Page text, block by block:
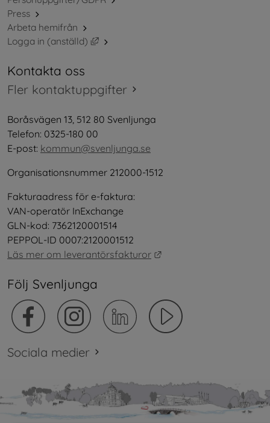
Press
Arbeta hemifrån
Logga in (anställd)
Länk till annan webbplats, öppnas i nytt
Kontakta oss
Fler kontaktuppgifter
Boråsvägen 13, 512 80 Svenljunga
Telefon: 0325-180 00
E-post: kommun@svenljunga.se
Organisationsnummer 212000-1512
Fakturaadress för e-faktura:
VAN-operatör InExchange
GLN-kod: 7362120001514
PEPPOL-ID 0007:2120001512
Läs mer om leverantörsfakturor
Följ Svenljunga
Sociala medier